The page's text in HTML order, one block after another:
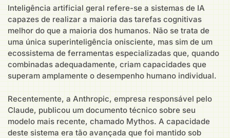
Inteligência artificial geral refere-se a sistemas de IA
capazes de realizar a maioria das tarefas cognitivas
melhor do que a maioria dos humanos. Não se trata de
uma única superinteligência onisciente, mas sim de um
ecossistema de ferramentas especializadas que, quando
combinadas adequadamente, criam capacidades que
superam amplamente o desempenho humano individual.
Recentemente, a Anthropic, empresa responsável pelo
Claude, publicou um documento técnico sobre seu
modelo mais recente, chamado Mythos. A capacidade
deste sistema era tão avançada que foi mantido sob